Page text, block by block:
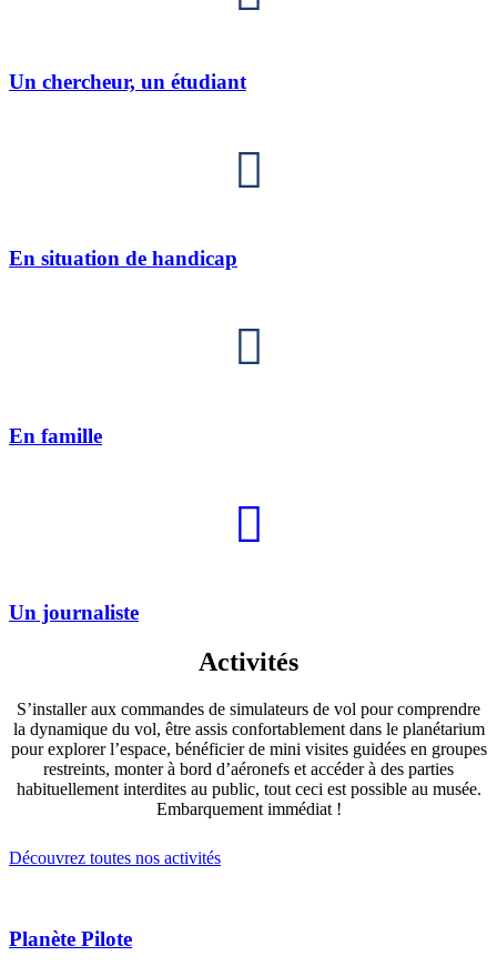
Un chercheur, un étudiant
En situation de handicap
En famille
Un journaliste
Activités
S’installer aux commandes de simulateurs de vol pour comprendre
la dynamique du vol, être assis confortablement dans le planétarium
pour explorer l’espace, bénéficier de mini visites guidées en groupes
restreints, monter à bord d’aéronefs et accéder à des parties
habituellement interdites au public, tout ceci est possible au musée.
Embarquement immédiat !
Découvrez toutes nos activités
Planète Pilote